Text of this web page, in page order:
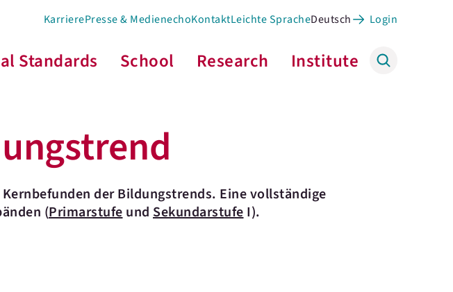
KarrierePresse & MedienechoKontaktLeichte SpracheDeutsch Login
Standards School Research Institute
der Bildungstrends. Eine vollständige
(Primarstufeund SekundarstufeI).